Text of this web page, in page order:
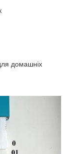
домашніх